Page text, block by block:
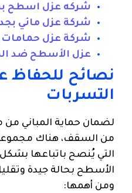
شركه عزل اسطح
شركة عزل مائي
شركة عزل حمامات
عزل الأسطح ضد
نصائح للحفاظ
التسربات
لضمان حماية المباني
من السقف، هناك
التي يُنصح باتباعها
الأسطح بحالة جيدة
ومن أهمها: